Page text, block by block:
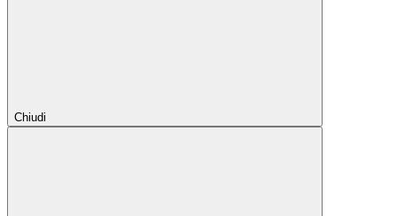
Chiudi